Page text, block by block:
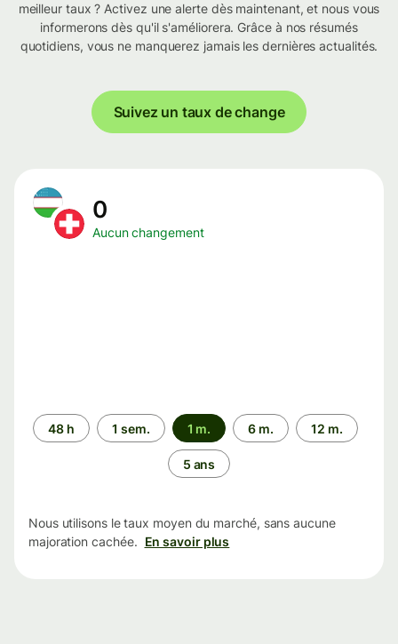
meilleur taux ? Activez une alerte dès maintenant, et nous vous
informerons dès qu'il s'améliorera. Grâce à nos résumés
quotidiens, vous ne manquerez jamais les dernières actualités.
Suivez un taux de change
0
Aucun changement
Période
48 h 1 sem. 1 m. 6 m. 12 m.
5 ans
Nous utilisons le taux moyen du marché, sans aucune
majoration cachée. En savoir plus